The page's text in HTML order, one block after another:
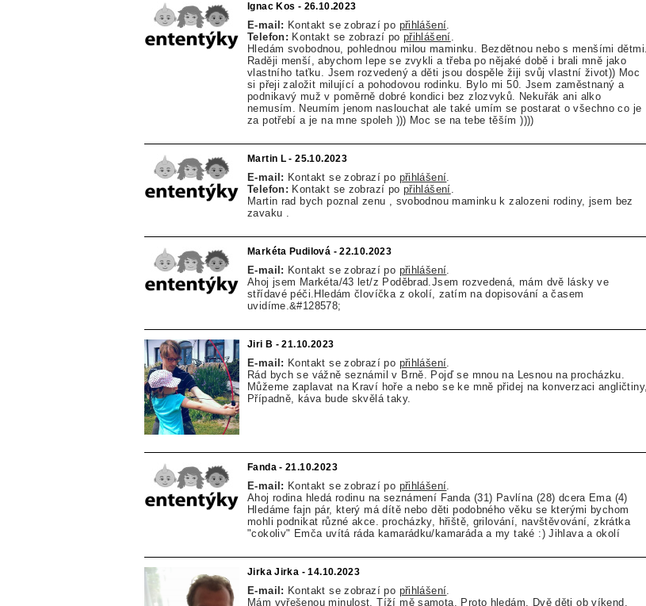
Ignac Kos - 26.10.2023
E-mail: Kontakt se zobrazí po přihlášení
Telefon: Kontakt se zobrazí po přihlášení
Hledám svobodnou, pohlednou milou maminku. Bezdětnou nebo s menšími dětmi.
Raději menší, abychom lepe se zvykli a třeba po nějaké době i brali mně jako
vlastního taťku. Jsem rozvedený a děti jsou dospěle žiji svůj vlastní život)) Moc
si přeji založit milující a pohodovou rodinku. Bylo mi 50. Jsem zaměstnaný a
podnikavý muž v poměrně dobré kondici bez zlozvyků. Nekuřák ani alko
nemusím. Neumím jenom naslouchat ale také umím se postarat o všechno co je
za potřebí a je na mne spoleh ))) Moc se na tebe těším ))))
Martin L - 25.10.2023
E-mail: Kontakt se zobrazí po přihlášení
Telefon: Kontakt se zobrazí po přihlášení
Martin rad bych poznal zenu , svobodnou maminku k zalozeni rodiny, jsem bez
zavaku .
Markéta Pudilová - 22.10.2023
E-mail: Kontakt se zobrazí po přihlášení
Ahoj jsem Markéta/43 let/z Poděbrad.Jsem rozvedená, mám dvě lásky ve
střídavé péči.Hledám človíčka z okolí, zatím na dopisování a časem
uvidíme.&#128578;
Jiri B - 21.10.2023
E-mail: Kontakt se zobrazí po přihlášení
Rád bych se vážně seznámil v Brně. Pojď se mnou na Lesnou na procházku.
Můžeme zaplavat na Kraví hoře a nebo se ke mně přidej na konverzaci angličtiny,
Případně, káva bude skvělá taky.
Fanda - 21.10.2023
E-mail: Kontakt se zobrazí po přihlášení
Ahoj rodina hledá rodinu na seznámení Fanda (31) Pavlína (28) dcera Ema (4)
Hledáme fajn pár, který má dítě nebo děti podobného věku se kterými bychom
mohli podnikat různé akce. procházky, hřiště, grilování, navštěvování, zkrátka
"cokoliv" Emča uvítá ráda kamarádku/kamaráda a my také :) Jihlava a okolí
Jirka Jirka - 14.10.2023
E-mail: Kontakt se zobrazí po přihlášení
Mám vyřešenou minulost. Tíží mě samota. Proto hledám. Dvě děti ob víkend.